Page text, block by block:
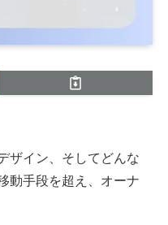
ザイン、そしてどんな
動手段を超え、オーナ